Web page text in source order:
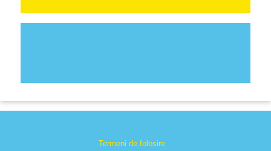
Termeni de folosire